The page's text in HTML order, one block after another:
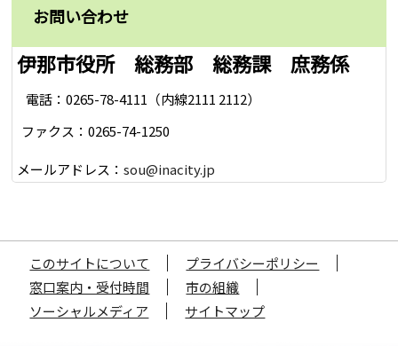
お問い合わせ
伊那市役所 総務部 総務課 庶務係
電話：0265-78-4111（内線2111 2112）
ファクス：0265-74-1250
メールアドレス：sou@inacity.jp
このサイトについて
プライバシーポリシー
窓口案内・受付時間
市の組織
ソーシャルメディア
サイトマップ